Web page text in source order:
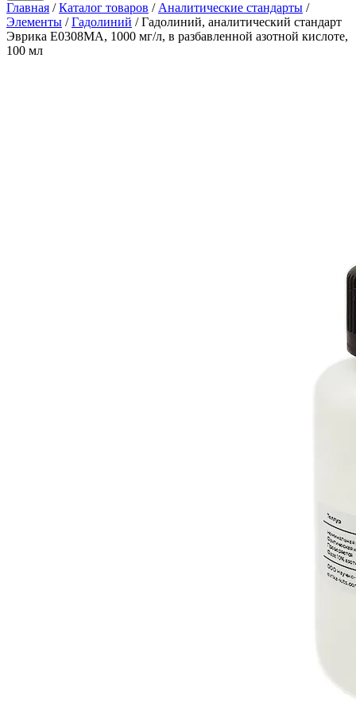
Главная / Каталог товаров / Аналитические стандарты /
Элементы / Гадолиний / Гадолиний, аналитический стандарт
Эврика E0308MA, 1000 мг/л, в разбавленной азотной кислоте,
100 мл